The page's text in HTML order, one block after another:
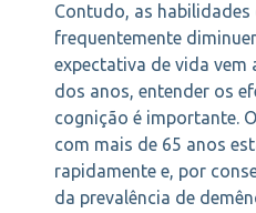
Contudo, as habilidades
frequentemente
expectativa de vida
dos anos, entender os
cognição é importante.
com mais de 65 anos
rapidamente e, por
da prevalência de